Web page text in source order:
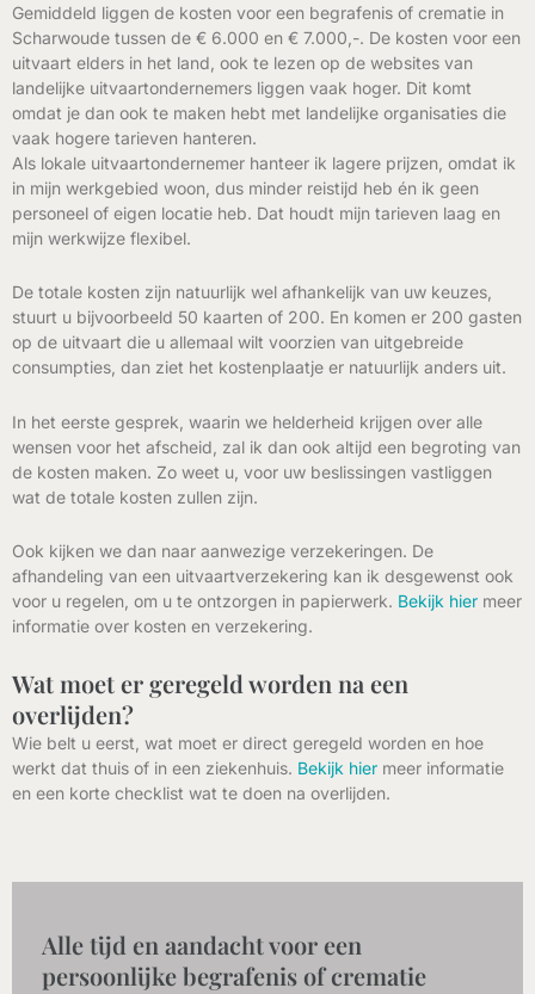
Gemiddeld liggen de kosten voor een begrafenis of crematie in
Scharwoude tussen de € 6.000 en € 7.000,-. De kosten voor een
uitvaart elders in het land, ook te lezen op de websites van
landelijke uitvaartondernemers liggen vaak hoger. Dit komt
omdat je dan ook te maken hebt met landelijke organisaties die
vaak hogere tarieven hanteren.
Als lokale uitvaartondernemer hanteer ik lagere prijzen, omdat ik
in mijn werkgebied woon, dus minder reistijd heb én ik geen
personeel of eigen locatie heb. Dat houdt mijn tarieven laag en
mijn werkwijze flexibel.
De totale kosten zijn natuurlijk wel afhankelijk van uw keuzes,
stuurt u bijvoorbeeld 50 kaarten of 200. En komen er 200 gasten
op de uitvaart die u allemaal wilt voorzien van uitgebreide
consumpties, dan ziet het kostenplaatje er natuurlijk anders uit.
In het eerste gesprek, waarin we helderheid krijgen over alle
wensen voor het afscheid, zal ik dan ook altijd een begroting van
de kosten maken. Zo weet u, voor uw beslissingen vastliggen
wat de totale kosten zullen zijn.
Ook kijken we dan naar aanwezige verzekeringen. De
afhandeling van een uitvaartverzekering kan ik desgewenst ook
voor u regelen, om u te ontzorgen in papierwerk. Bekijk hier meer
informatie over kosten en verzekering.
Wat moet er geregeld worden na een
overlijden?​
Wie belt u eerst, wat moet er direct geregeld worden en hoe
werkt dat thuis of in een ziekenhuis. Bekijk hier meer informatie
en een korte checklist wat te doen na overlijden.
Alle tijd en aandacht voor een
persoonlijke begrafenis of crematie